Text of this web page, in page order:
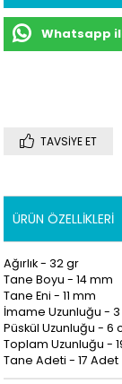
Whatsapp
TAVSIYE ET
ÜRÜN ÖZELLIKLERI
Ağırlık - 32 gr
Tane Boyu - 14 mm
Tane Eni - 11 mm
İmame Uzunluğu - 3
Püskül Uzunluğu - 6
Toplam Uzunluğu -
Tane Adeti - 17 Adet